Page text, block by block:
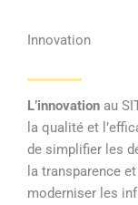
Innovation
L’innovation au
la qualité et
de simplifier les
la transparence
moderniser les